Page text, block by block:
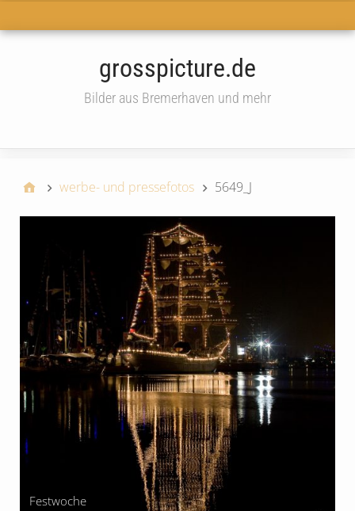
grosspicture.de
Bilder aus Bremerhaven und mehr
werbe- und pressefotos 5649_J
Festwoche